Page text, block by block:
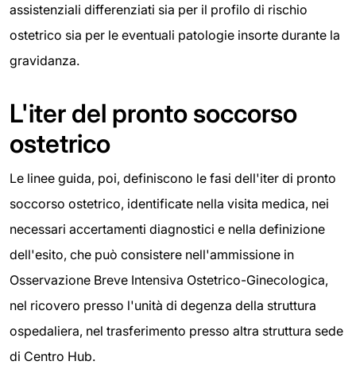
assistenziali differenziati sia per il profilo di rischio
ostetrico sia per le eventuali patologie insorte durante la
gravidanza.
L'iter del pronto soccorso
ostetrico
Le linee guida, poi, definiscono le fasi dell'iter di pronto
soccorso ostetrico, identificate nella visita medica, nei
necessari accertamenti diagnostici e nella definizione
dell'esito, che può consistere nell'ammissione in
Osservazione Breve Intensiva Ostetrico-Ginecologica,
nel ricovero presso l'unità di degenza della struttura
ospedaliera, nel trasferimento presso altra struttura sede
di Centro Hub.